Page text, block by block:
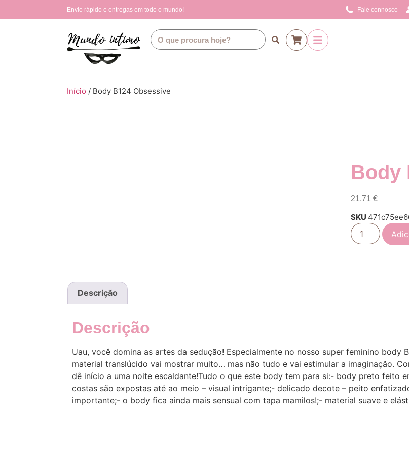
Envio rápido e entregas em todo o mundo! Fale connosco
Início / Body B124 Obsessive
Body
21,71 €
SKU
Descrição
Descrição
Uau, você domina as artes da sedução! Especialmente no nosso super feminino body
material translúcido vai mostrar muito… mas não tudo e vai estimular a imaginação.
dê início a uma noite escaldante!Tudo o que este body tem para si:- body preto feito
costas são expostas até ao meio – visual intrigante;- delicado decote – peito
importante;- o body fica ainda mais sensual com tapa mamilos!;- material suave e